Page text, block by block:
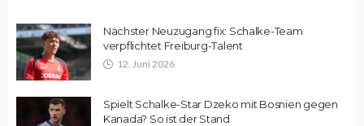
Nächster Neuzugang fix: Schalke-Team
verpflichtet Freiburg-Talent
12. Juni 2026
Spielt Schalke-Star Dzeko mit Bosnien gegen
Kanada? So ist der Stand